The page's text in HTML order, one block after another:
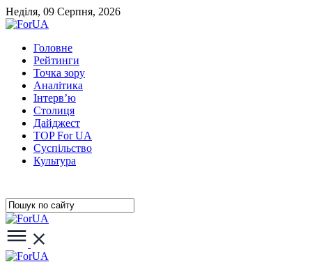
Неділя, 09 Серпня, 2026
Головне
Рейтинги
Точка зору
Аналітика
Інтерв’ю
Столиця
Дайджест
TOP For UA
Суспiльство
Культура